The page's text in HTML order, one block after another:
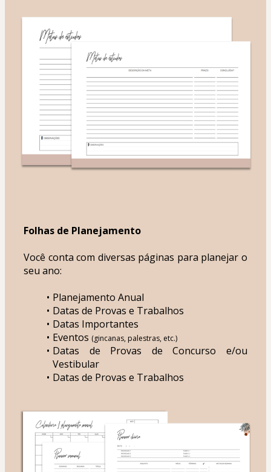
Folhas de Planejamento
Você conta com diversas páginas para planejar o
seu ano:
Planejamento Anual
Datas de Provas e Trabalhos
Datas Importantes
Eventos (gincanas, palestras, etc.)
Datas de Provas de Concurso e/ou
Vestibular
Datas de Provas e Trabalhos